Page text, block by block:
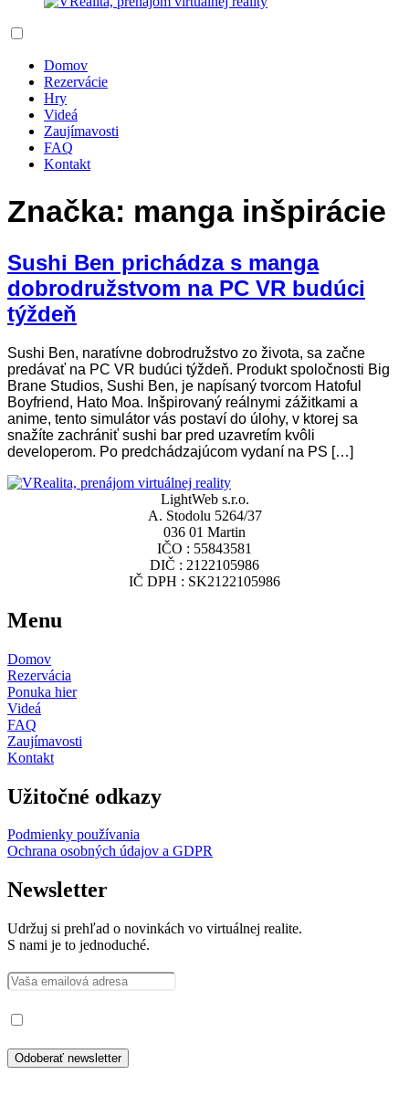
Domov
Rezervácie
Hry
Videá
Zaujímavosti
FAQ
Kontakt
Značka: manga inšpirácie
Sushi Ben prichádza s manga
dobrodružstvom na PC VR budúci
týždeň
Sushi Ben, naratívne dobrodružstvo zo života, sa začne
predávať na PC VR budúci týždeň. Produkt spoločnosti Big
Brane Studios, Sushi Ben, je napísaný tvorcom Hatoful
Boyfriend, Hato Moa. Inšpirovaný reálnymi zážitkami a
anime, tento simulátor vás postaví do úlohy, v ktorej sa
snažíte zachrániť sushi bar pred uzavretím kvôli
developerom. Po predchádzajúcom vydaní na PS […]
LightWeb s.r.o.
A. Stodolu 5264/37
036 01 Martin
IČO : 55843581
DIČ : 2122105986
IČ DPH : SK2122105986
Menu
Domov
Rezervácia
Ponuka hier
Videá
FAQ
Zaujímavosti
Kontakt
Užitočné odkazy
Podmienky používania
Ochrana osobných údajov a GDPR
Newsletter
Udržuj si prehľad o novinkách vo virtuálnej realite.
S nami je to jednoduché.